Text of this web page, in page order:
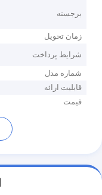
برجسته
زمان تحویل
شرایط پرداخت
شماره مدل
قابلیت ارائه
قیمت